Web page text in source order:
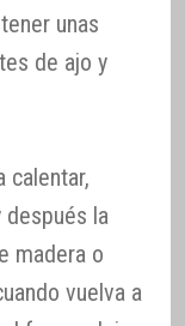
unas
de ajo y
calentar,
después la
madera o
vuelva a